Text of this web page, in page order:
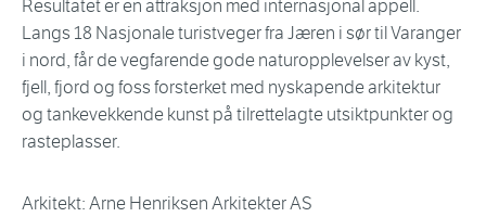
Resultatet er en attraksjon med internasjonal appell.
Langs 18 Nasjonale turistveger fra Jæren i sør til Varanger
i nord, får de vegfarende gode naturopplevelser av kyst,
fjell, fjord og foss forsterket med nyskapende arkitektur
og tankevekkende kunst på tilrettelagte utsiktpunkter og
rasteplasser.
Arkitekt: Arne Henriksen Arkitekter AS